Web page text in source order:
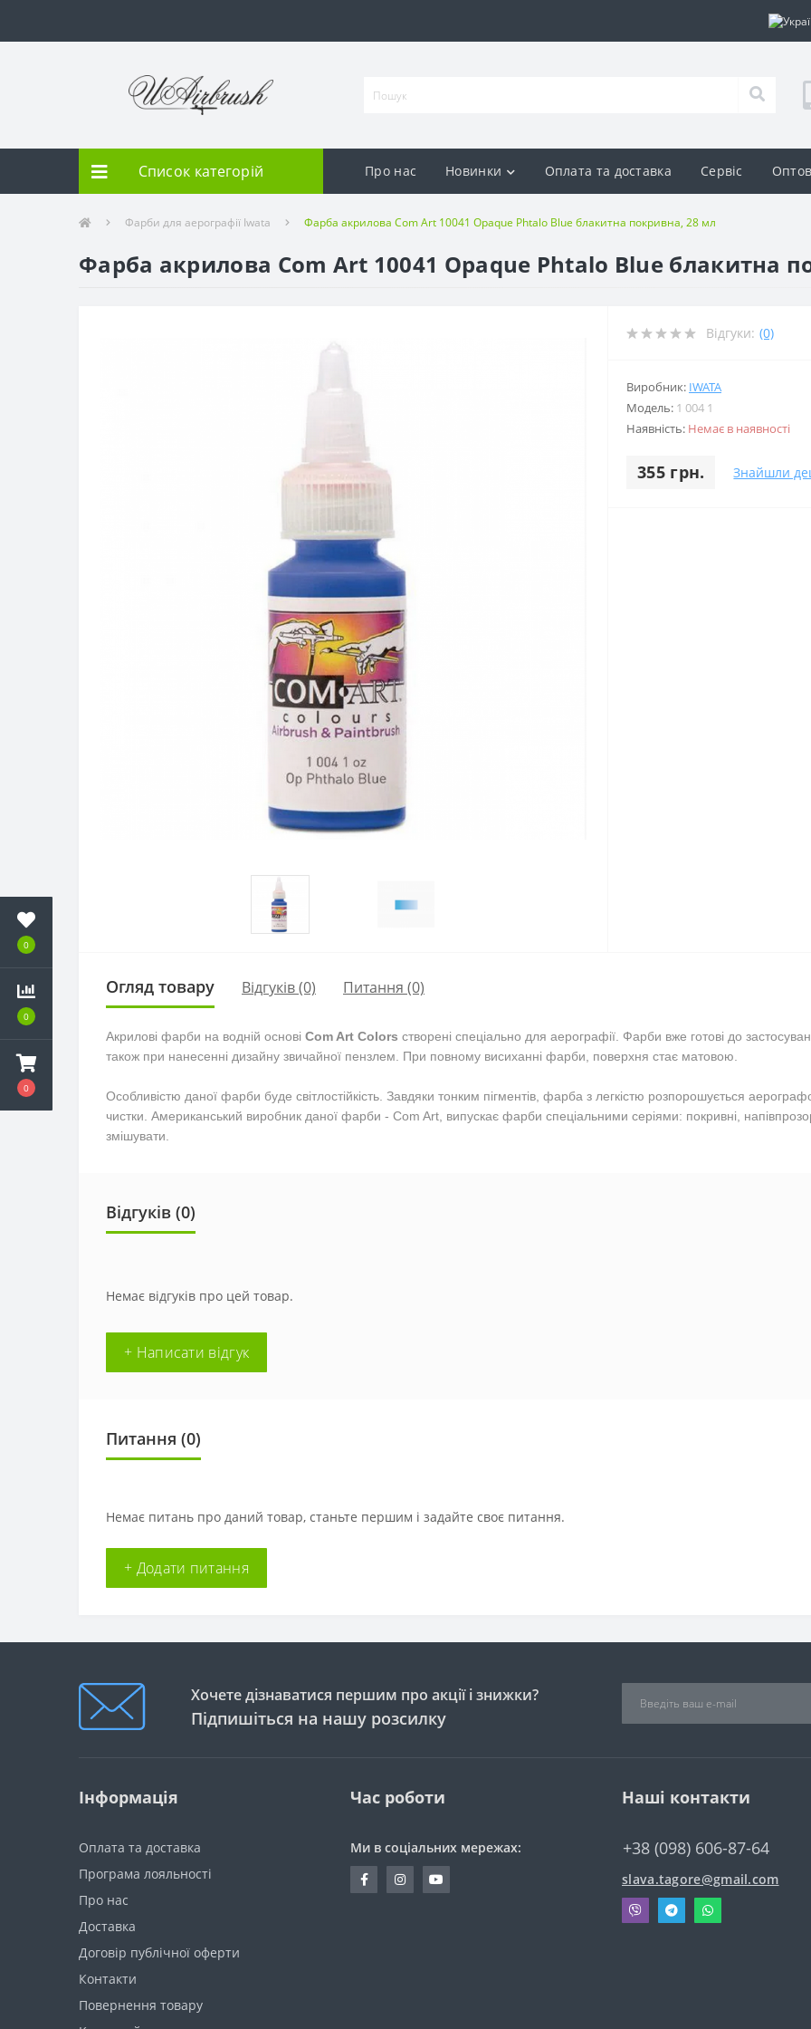
0
0
0
Список категорій Про нас Новинки Оплата та доставка Сервіс
Фарби для аерографії Iwata Фарба акрилова Com Art 10041 Opaque Phtalo Blue блакитна покривна, 28 мл
Фарба акрилова Com Art 10041 Opaque Phtalo Blue блакитна
Відгуки: (0)
Виробник: IWATA
Модель: 1 004 1
Наявність: Немає в наявності
355 грн. Знайшли
Огляд товару Відгуків (0) Питання (0)
Акрилові фарби на водній основі Com Art Colors створені спеціально для аерографії. Фарби вже готові до
також при нанесенні дизайну звичайної пензлем. При повному висиханні фарби, поверхня стає матовою.
Особливістю даної фарби буде світлостійкість. Завдяки тонким пігментів, фарба з легкістю розпорошується
чистки. Американський виробник даної фарби - Com Art, випускає фарби спеціальними серіями: покривні,
змішувати.
Відгуків (0)
Немає відгуків про цей товар.
+ Написати відгук
Питання (0)
Немає питань про даний товар, станьте першим і задайте своє питання.
+ Додати питання
Хочете дізнаватися першим про акції і знижки?
Підпишіться на нашу розсилку
Інформація
Оплата та доставка
Програма лояльності
Про нас
Доставка
Договір публічної оферти
Контакти
Повернення товару
Час роботи
Ми в соціальних мережах:
Наші контакти
+38 (098) 606-87-64
slava.tagore@gmail.com